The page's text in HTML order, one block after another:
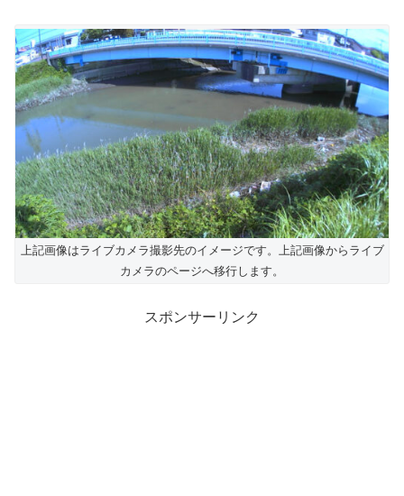
上記画像はライブカメラ撮影先のイメージです。上記画像からライブ
カメラのページへ移行します。
スポンサーリンク